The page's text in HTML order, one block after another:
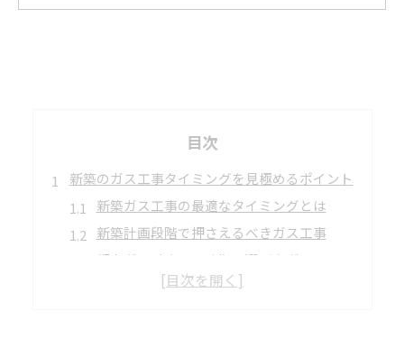
目次
新築のガス工事タイミングを見極めるポイント
新築ガス工事の最適なタイミングとは
新築計画段階で押さえるべきガス工事
都市ガス引き込み時期の選び方ガイド
ガス工事タイミングで失敗しない新築準備